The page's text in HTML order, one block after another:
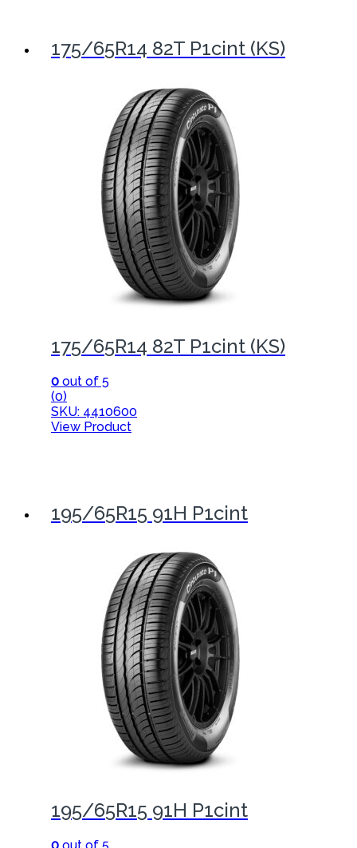
175/65R14 82T P1cint (KS)
175/65R14 82T P1cint (KS)
0 out of 5
(0)
SKU: 4410600
View Product
195/65R15 91H P1cint
195/65R15 91H P1cint